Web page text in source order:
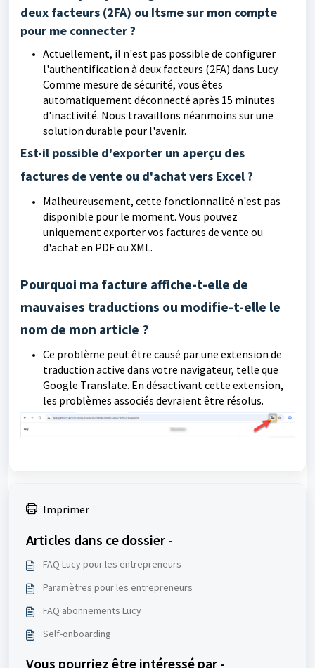
deux facteurs (2FA) ou Itsme sur mon compte
pour me connecter ?
Actuellement, il n'est pas possible de configurer
l'authentification à deux facteurs (2FA) dans Lucy.
Comme mesure de sécurité, vous êtes
automatiquement déconnecté après 15 minutes
d'inactivité. Nous travaillons néanmoins sur une
solution durable pour l'avenir.
Est-il possible d'exporter un aperçu des
factures de vente ou d'achat vers Excel ?
Malheureusement, cette fonctionnalité n'est pas
disponible pour le moment. Vous pouvez
uniquement exporter vos factures de vente ou
d'achat en PDF ou XML.
Pourquoi ma facture affiche-t-elle de
mauvaises traductions ou modifie-t-elle le
nom de mon article ?
Ce problème peut être causé par une extension de
traduction active dans votre navigateur, telle que
Google Translate. En désactivant cette extension,
les problèmes associés devraient être résolus.
Imprimer
Articles dans ce dossier -
FAQ Lucy pour les entrepreneurs
Paramètres pour les entrepreneurs
FAQ abonnements Lucy
Self-onboarding
Vous pourriez être intéressé par -